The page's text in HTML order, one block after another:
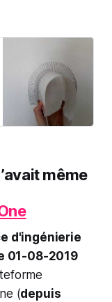
même
d'ingénierie
01-08-2019
(depuis